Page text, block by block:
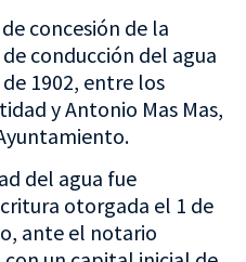
concesión de la
conducción del agua
1902, entre los
y Antonio Mas Mas,
del agua fue
otorgada el 1 de
ante el notario